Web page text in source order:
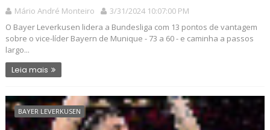
Mário André Monteiro
3/31/2024 10:07:00 PM
O Bayer Leverkusen lidera a Bundesliga com 13 pontos de vantagem
sobre o vice-líder Bayern de Munique - 73 a 60 - e caminha a passos
largo...
Leia mais
BAYER LEVERKUSEN